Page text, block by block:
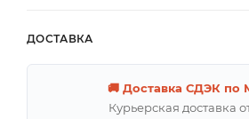
ДОСТАВКА
🚚 Доставка СДЭК по
Курьерская доставка